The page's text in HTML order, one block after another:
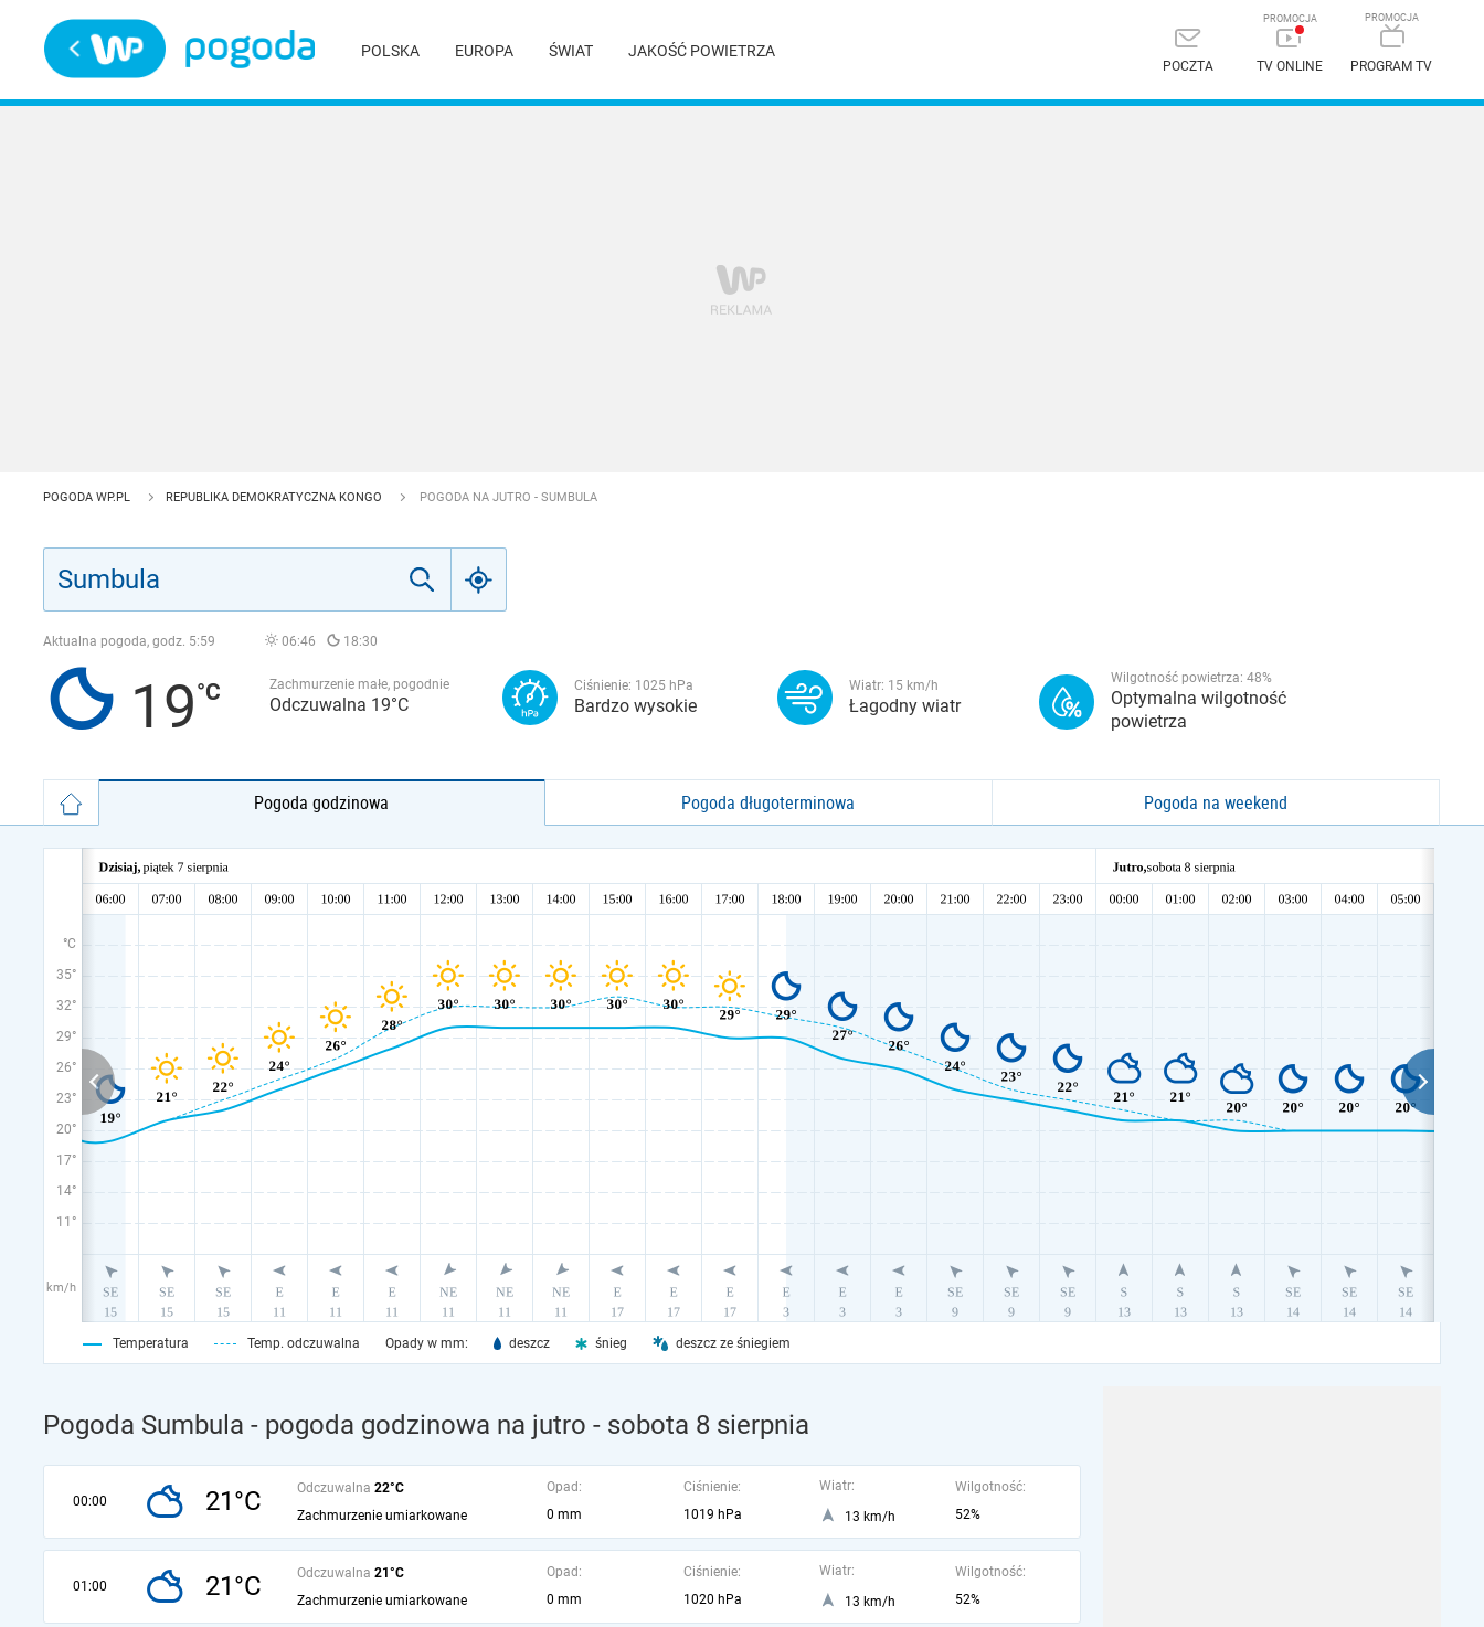
POLSKA EUROPA ŚWIAT JAKOŚĆ POWIETRZA
POCZTA TV ONLINE PROGRAM TV
POGODA WP.PL REPUBLIKA DEMOKRATYCZNA KONGO POGODA NA JUTRO - SUMBULA
Aktualna pogoda, godz. 5:59 06:46 18:30
19 Zachmurzenie małe, pogodnie
Odczuwalna 19°C
Ciśnienie: 1025 hPa
Bardzo wysokie
Wiatr: 15 km/h
Łagodny wiatr
Wilgotność powietrza: 48%
Optymalna wilgotność
powietrza
Pogoda godzinowa Pogoda długoterminowa Pogoda na weekend
°C
35°
32°
29°
26°
23°
20°
17°
14°
11°
km/h
Temperatura Temp. odczuwalna Opady w mm: deszcz śnieg deszcz ze śniegiem
Pogoda Sumbula - pogoda godzinowa na jutro - sobota 8 sierpnia
00:00 21°C Odczuwalna 22°C
Zachmurzenie umiarkowane
Opad:
0 mm
Ciśnienie:
1019 hPa
Wiatr:
13 km/h
Wilgotność:
52%
01:00 21°C Odczuwalna 21°C
Zachmurzenie umiarkowane
Opad:
0 mm
Ciśnienie:
1020 hPa
Wiatr:
13 km/h
Wilgotność:
52%